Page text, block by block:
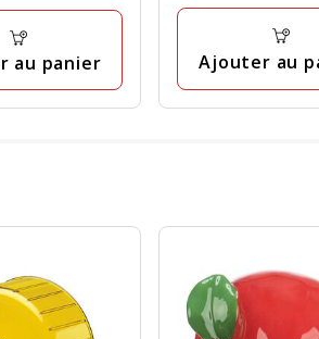
au panier Ajouter au